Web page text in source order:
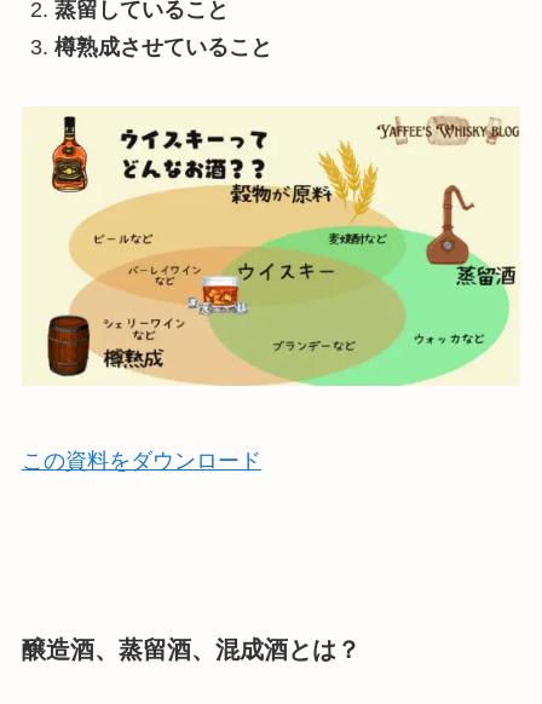
蒸留していること
樽熟成させていること
この資料をダウンロード
醸造酒、蒸留酒、混成酒とは？